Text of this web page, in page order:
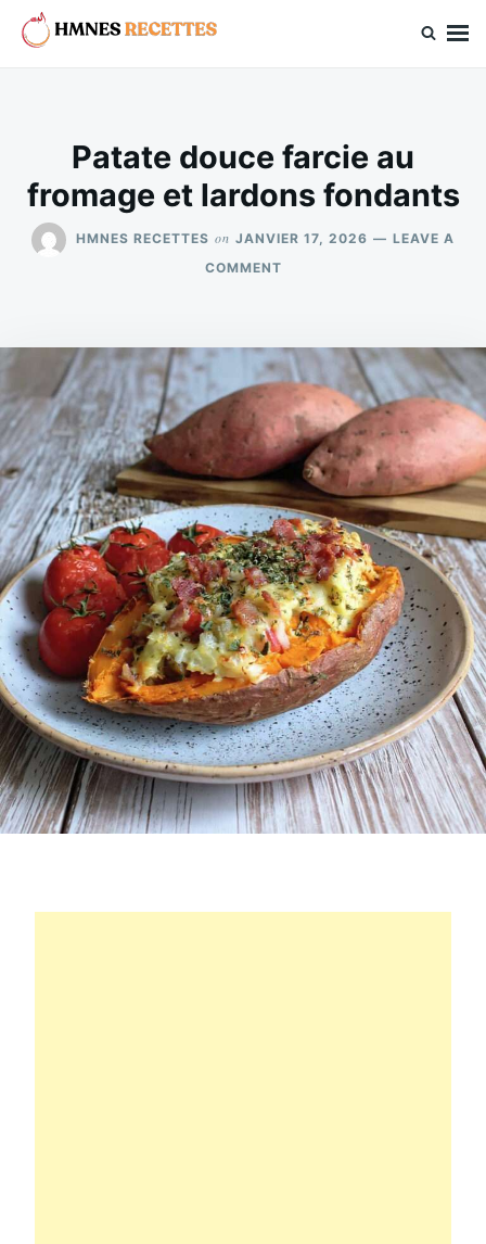
SkipSearch
for:
Patate douce farcie au
fromage et lardons fondants
HMNES RECETTES on JANVIER 17, 2026
LEAVE A
COMMENTON
AU
FROMAGE
ET
LARDONS
FONDANTS